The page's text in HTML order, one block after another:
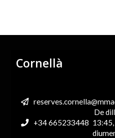
Cornellà
+34 665233448
De